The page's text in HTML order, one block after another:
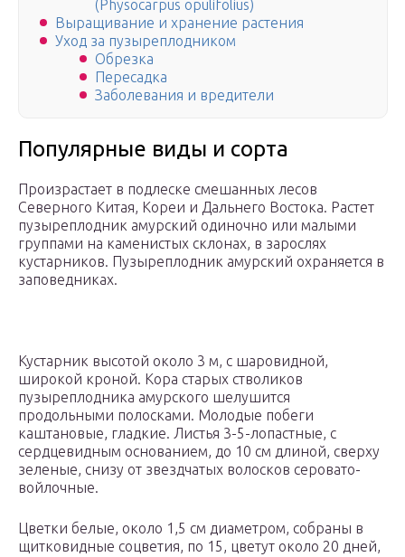
(Physocarpus opulifolius)
Выращивание и хранение растения
Уход за пузыреплодником
Обрезка
Пересадка
Заболевания и вредители
Популярные виды и сорта
Произрастает в подлеске смешанных лесов
Северного Китая, Кореи и Дальнего Востока. Растет
пузыреплодник амурский одиночно или малыми
группами на каменистых склонах, в зарослях
кустарников. Пузыреплодник амурский охраняется в
заповедниках.
Кустарник высотой около 3 м, с шаровидной,
широкой кроной. Кора старых стволиков
пузыреплодника амурского шелушится
продольными полосками. Молодые побеги
каштановые, гладкие. Листья 3-5-лопастные, с
сердцевидным основанием, до 10 см длиной, сверху
зеленые, снизу от звездчатых волосков серовато-
войлочные.
Цветки белые, около 1,5 см диаметром, собраны в
щитковидные соцветия, по 15, цветут около 20 дней,